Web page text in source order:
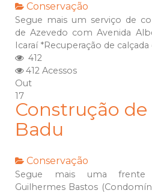
Conservação
Segue mais um serviço de
de Azevedo com Avenida
Icaraí *Recuperação de
412
412 Acessos
Out
17
Construção
Badu
Conservação
Segue mais uma frente
Guilhermes Bastos